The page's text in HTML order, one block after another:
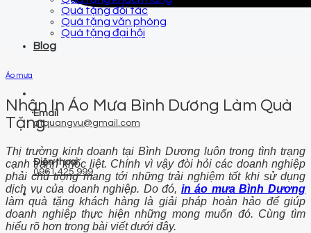
Email
qtquangvu@gmail.com
Điện thoại
0961 425 999
Quà tặng đối tác
Quà tặng văn phòng
Quà tặng đại hội
Blog
Áo mưa
Nhận In Áo Mưa Bình Dương Làm Quà
Tặng
Thị trường kinh doanh tại Bình Dương luôn trong tình trạng
cạnh tranh khốc liệt. Chính vì vậy đòi hỏi các doanh nghiệp
phải chú trọng mang tới những trải nghiệm tốt khi sử dụng
dịch vụ của doanh nghiệp. Do đó, in áo mưa Bình Dương
làm quà tặng khách hàng là giải pháp hoàn hảo để giúp
doanh nghiệp thực hiện những mong muốn đó. Cùng tìm
hiểu rõ hơn trong bài viết dưới đây.